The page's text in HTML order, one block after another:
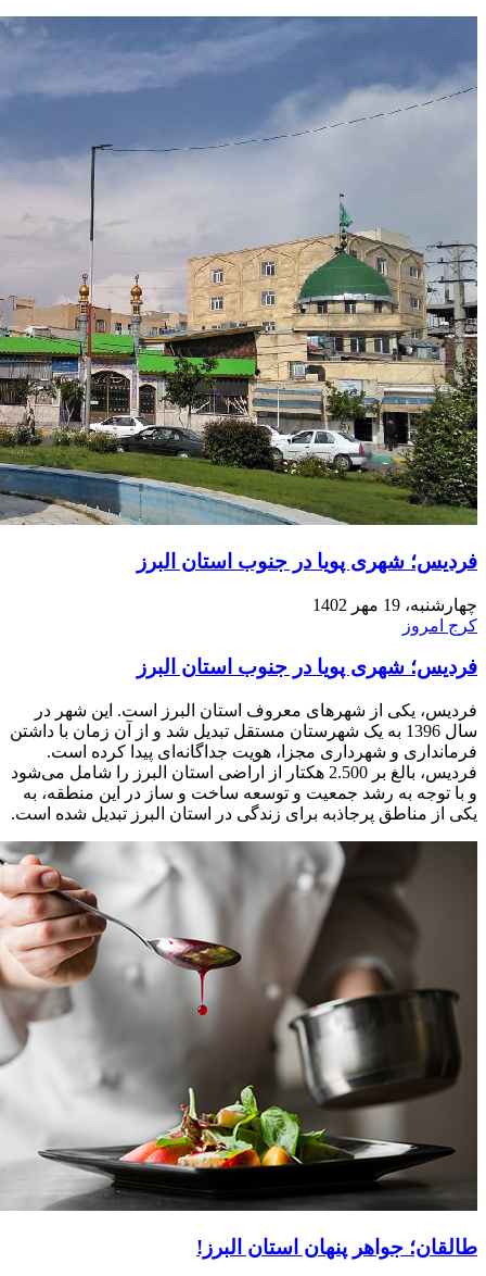
فردیس؛ شهری پویا در جنوب استان البرز
چهارشنبه، 19 مهر 1402
کرج امروز
فردیس؛ شهری پویا در جنوب استان البرز
فردیس، یکی از شهرهای معروف استان البرز است. این شهر در
سال 1396 به یک شهرستان مستقل تبدیل شد و از آن زمان با داشتن
فرمانداری و شهرداری مجزا، هویت جداگانه‌ای پیدا کرده است.
فردیس، بالغ بر 2.500 هکتار از اراضی استان البرز را شامل می‌شود
و با توجه به رشد جمعیت و توسعه ساخت و ساز در این منطقه، به
یکی از مناطق پرجاذبه برای زندگی در استان البرز تبدیل شده است.
طالقان؛ جواهر پنهان استان البرز!